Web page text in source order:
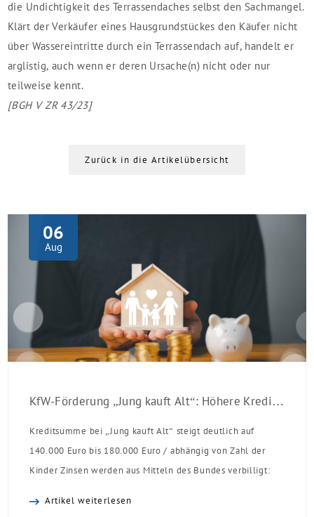
die Undichtigkeit des Terrassendaches selbst den Sachmangel.
Klärt der Verkäufer eines Hausgrundstückes den Käufer nicht
über Wassereintritte durch ein Terrassendach auf, handelt er
arglistig, auch wenn er deren Ursache(n) nicht oder nur
teilweise kennt.
[BGH V ZR 43/23]
Zurück in die Artikelübersicht
06
Aug
KfW-Förderung „Jung kauft Alt“: Höhere Kredite ab August 2026
Kreditsumme bei „Jung kauft Alt“ steigt deutlich auf
140.000 Euro bis 180.000 Euro / abhängig von Zahl der
Kinder Zinsen werden aus Mitteln des Bundes verbilligt:
Artikel weiterlesen